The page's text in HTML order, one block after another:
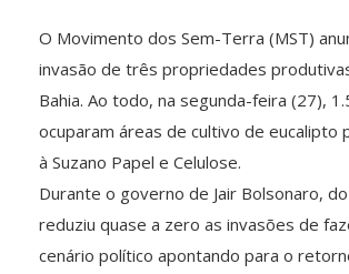
O Movimento dos Sem-Terra (MST)
invasão de três propriedades
Bahia. Ao todo, na segunda-feira (27),
ocuparam áreas de cultivo de eucalipto
à Suzano Papel e Celulose.
Durante o governo de Jair Bolsonaro,
reduziu quase a zero as invasões de
cenário político apontando para o